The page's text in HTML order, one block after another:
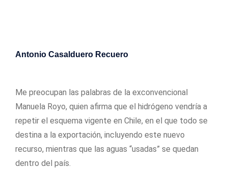
Antonio Casalduero Recuero
Me preocupan las palabras de la exconvencional
Manuela Royo, quien afirma que el hidrógeno vendría a
repetir el esquema vigente en Chile, en el que todo se
destina a la exportación, incluyendo este nuevo
recurso, mientras que las aguas “usadas” se quedan
dentro del país.